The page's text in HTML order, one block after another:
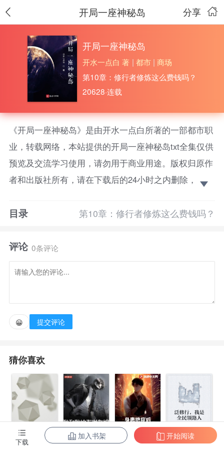
分享
开局一座神秘岛
开局一座神秘岛
开水一点白 著 | 都市 | 商场
第10章：修行者修炼这么费钱吗？
20628·连载
《开局一座神秘岛》是由开水一点白所著的一部都市职
业，转载网络，本站提供的开局一座神秘岛txt全集仅供
预览及交流学习使用，请勿用于商业用途。版权归原作
者和出版社所有，请在下载后的24小时之内删除，如果
上线了。这是一个有着修行者的世界。
一座神秘的小岛，一棵神奇的小树，让重生于平行世
界的林立迎娶白富美，走上人生巅峰的梦想，不再只是
个虚幻的泡影。
“什么？你说修行者觉醒异能是上天对修行者的恩
赐？”
“稍等一下，等我吃下手中的异能果，先觉醒个异能
再跟你说话。”
目录 第10章：修行者修炼这么费钱吗？
评论 0条评论
😀 提交评论
猜你喜欢
都市第一至尊 我和我的古代
身患绝症后，
泛修行，我是
下载
加入书架 开始阅读